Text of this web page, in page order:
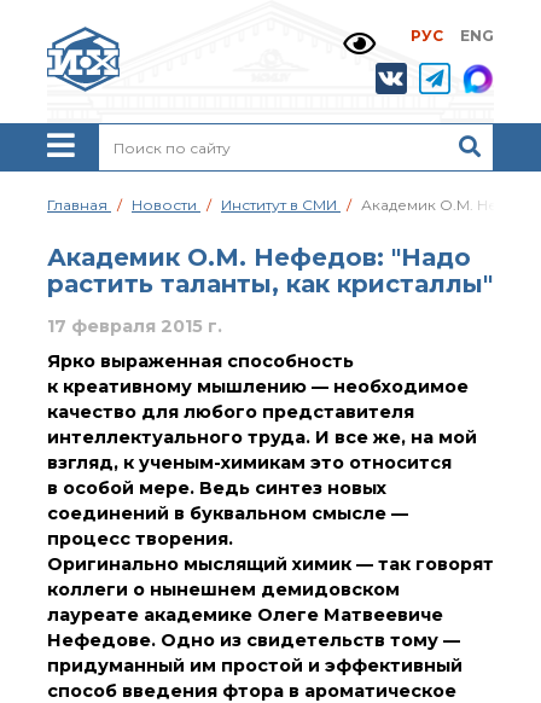
РУС ENG
Жизнь и выдающиеся
моменты научной
деятельности
Н. Д. Зелинского
История ИОХ РАН
Администрация
Научные школы
Подразделения
института
Ученый совет ИОХ
РАН
Диссертационные
советы
Совет молодых ученых
ИОХ РАН
Центр коллективного
пользования
Института
органической химии
РАН (ЦКП ИОХ РАН)
Библиотека
Инфоресурсы
Профком
Документы
Главная Новости Институт в СМИ Академик О.М.
Академик О.М. Нефедов: "Надо
растить таланты, как кристаллы"
17 февраля 2015 г.
Ярко выраженная способность
к креативному мышлению — необходимое
качество для любого представителя
интеллектуального труда. И все же, на мой
взгляд, к ученым-химикам это относится
в особой мере. Ведь синтез новых
соединений в буквальном смысле —
процесс творения.
Оригинально мыслящий химик — так говорят
коллеги о нынешнем демидовском
лауреате академике Олеге Матвеевиче
Нефедове. Одно из свидетельств тому —
придуманный им простой и эффективный
способ введения фтора в ароматическое